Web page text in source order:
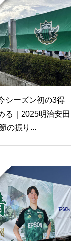
シーズン初の3得
る｜2025明治安田
の振り...